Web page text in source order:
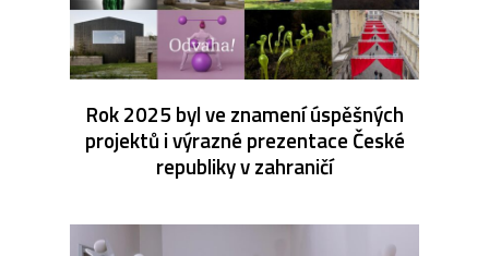
Rok 2025 byl ve znamení úspěšných
projektů i výrazné prezentace České
republiky v zahraničí